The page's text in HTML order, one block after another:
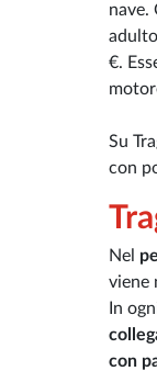
nave.
€.
Su
con
Nel
viene
In
con